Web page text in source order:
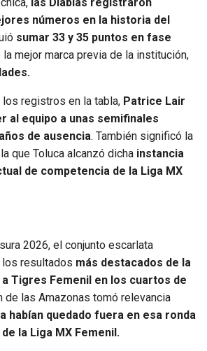
las Diablas registraron
números en la historia del
sumar 33 y 35 puntos en fase
la mejor marca previa de la institución,
registros en la tabla, Patrice Lair
al equipo a unas semifinales
de ausencia. También significó la
que Toluca alcanzó dicha instancia
de competencia de la Liga MX
2026, el conjunto escarlata
resultados más destacados de la
Tigres Femenil en los cuartos de
de las Amazonas tomó relevancia
habían quedado fuera en esa ronda
la Liga MX Femenil.